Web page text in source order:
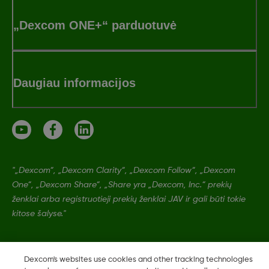
„Dexcom ONE+“ parduotuvė
Daugiau informacijos
"„Dexcom“, „Dexcom Clarity“, „Dexcom Follow“, „Dexcom
One“, „Dexcom Share“, „Share yra „Dexcom, Inc.“ prekių
ženklai arba registruotieji prekių ženklai JAV ir gali būti tokie
kitose šalyse."
Dexcom's websites use cookies and other tracking technologies